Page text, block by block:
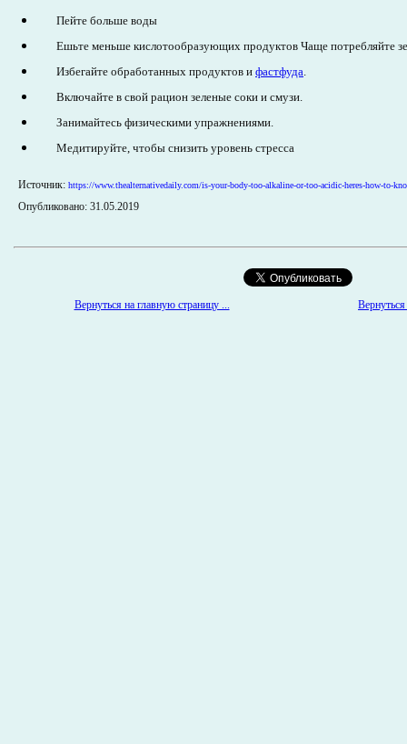
Пейте больше воды
Ешьте меньше кислотообразующих продуктов Чаще потребляйте
Избегайте обработанных продуктов и фастфуда.
Включайте в свой рацион зеленые соки и смузи.
Занимайтесь физическими упражнениями.
Медитируйте, чтобы снизить уровень стресса
Источник: https://www.thealternativedaily.com/is-your-body-too-alkaline-or-too-acidic-heres-how-to-
Опубликовано: 31.05.2019
Вернуться